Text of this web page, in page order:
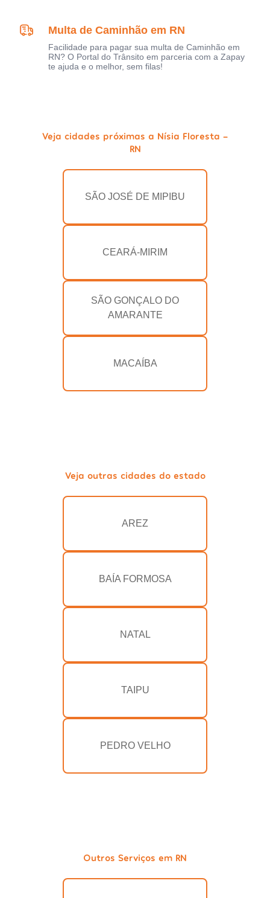
Multa de Caminhão em RN
Facilidade para pagar sua multa de Caminhão em
RN? O Portal do Trânsito em parceria com a Zapay
te ajuda e o melhor, sem filas!
Veja cidades próximas a Nísia Floresta -
RN
SÃO JOSÉ DE MIPIBU
CEARÁ-MIRIM
SÃO GONÇALO DO
AMARANTE
MACAÍBA
Veja outras cidades do estado
AREZ
BAÍA FORMOSA
NATAL
TAIPU
PEDRO VELHO
Outros Serviços em RN